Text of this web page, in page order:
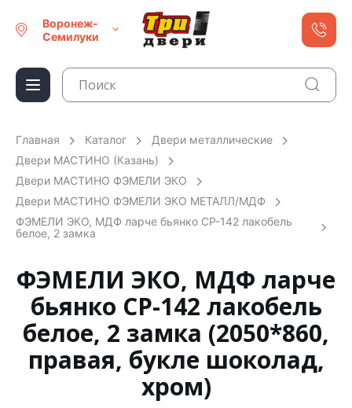
Воронеж-
Семилуки
Главная Каталог
Двери металлические
Двери МАСТИНО (Казань)
Двери МАСТИНО ФЭМЕЛИ ЭКО
Двери МАСТИНО ФЭМЕЛИ ЭКО МЕТАЛЛ/МДФ
ФЭМЕЛИ ЭКО, МДФ ларче бьянко СР-142 лакобель
белое, 2 замка
ФЭМЕЛИ ЭКО, МДФ ларче
бьянко СР-142 лакобель
белое, 2 замка (2050*860,
правая, букле шоколад,
хром)